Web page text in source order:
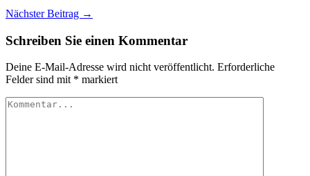
Nächster Beitrag →
Schreiben Sie einen Kommentar
Deine E-Mail-Adresse wird nicht veröffentlicht. Erforderliche
Felder sind mit * markiert